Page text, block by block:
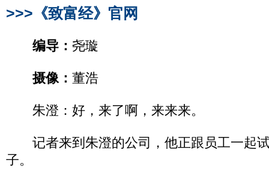
>>>《致富经》官网
编导： 尧璇
摄像： 董浩
朱澄：好，来了啊，来来来。
记者来到朱澄的公司，他正跟员工一起
子。